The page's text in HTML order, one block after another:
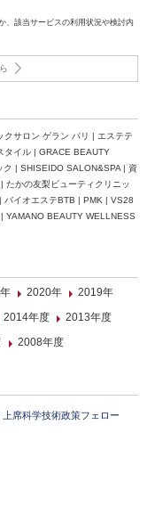
、該当サービスの利用状況や検討内
サロン ゲラン パリ | エステテ
タイル | GRACE BEAUTY
| SHISEIDO SALON&SPA | 資
たかの友梨ビューティクリニッ
バイオエステBTB | PMK | VS28
YAMANO BEAUTY WELLNESS
2020年
2019年
2014年度
2013年度
2008年度
席科学技術政策フェロー